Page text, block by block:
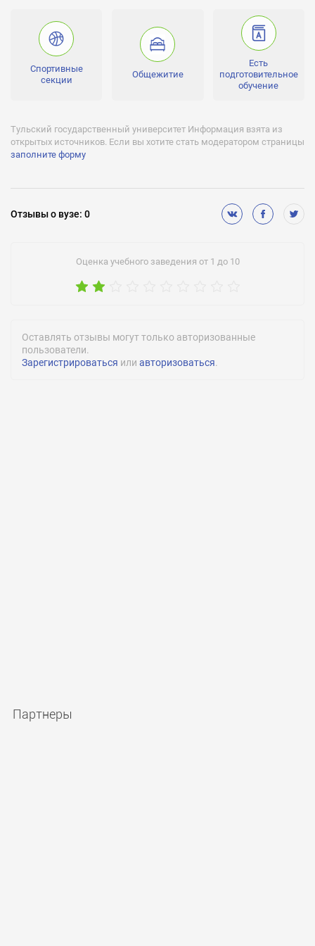
Проходной балл:
от 38 до 67
Количество бюджетных мест:
1369
Серия ААА, № 002689, регистрационный № 2567, от 13.03.2012
г., бессрочно
Аккредитации:
10.05.2012 г. до 21.02.2016 г.
Бюджетное финансирование (бесплатное обучение):
Подготовительное обучение:
Есть
Спортивные секции:
Спортивные
секции
Общежитие
Есть
подготовительное
обучение
Тульский государственный университет Информация взята из
открытых источников. Если вы хотите стать модератором страницы
заполните форму
Отзывыо вузе: 0
Оценка учебного заведения от 1 до 10
Оставлять отзывы могут только авторизованные
пользователи.
Зарегистрироваться или авторизоваться.
Партнеры